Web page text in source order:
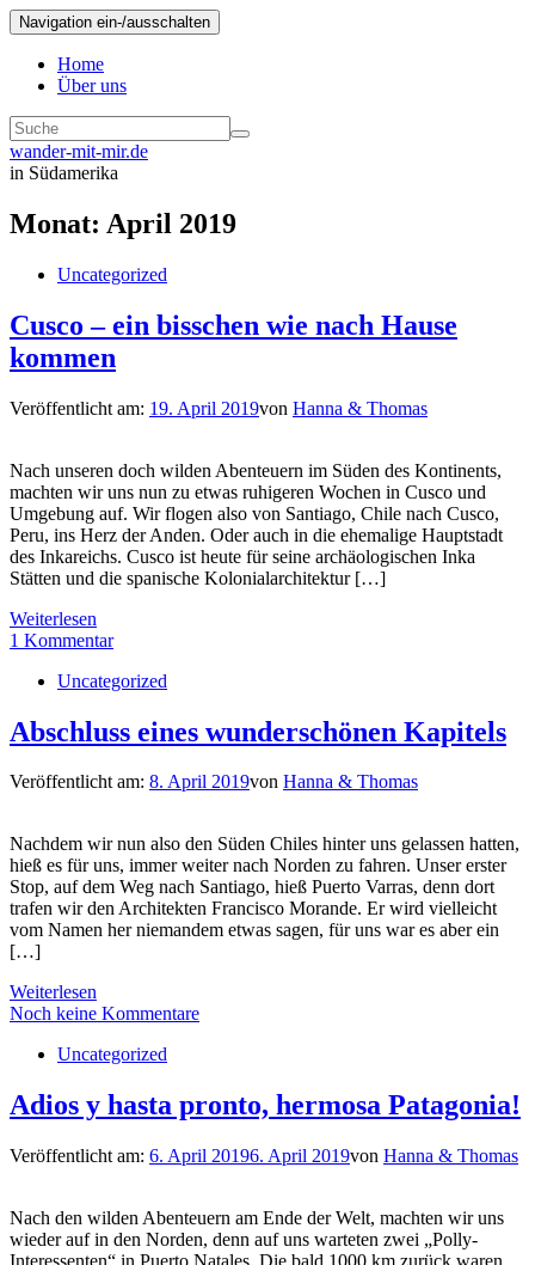
Navigation ein-/ausschalten
Home
Über uns
wander-mit-mir.de
in Südamerika
Monat: April 2019
Uncategorized
Cusco – ein bisschen wie nach Hause
kommen
Veröffentlicht am: 19. April 2019von Hanna & Thomas
Nach unseren doch wilden Abenteuern im Süden des Kontinents,
machten wir uns nun zu etwas ruhigeren Wochen in Cusco und
Umgebung auf. Wir flogen also von Santiago, Chile nach Cusco,
Peru, ins Herz der Anden. Oder auch in die ehemalige Hauptstadt
des Inkareichs. Cusco ist heute für seine archäologischen Inka
Stätten und die spanische Kolonialarchitektur […]
Weiterlesen
1 Kommentar
Uncategorized
Abschluss eines wunderschönen Kapitels
Veröffentlicht am: 8. April 2019von Hanna & Thomas
Nachdem wir nun also den Süden Chiles hinter uns gelassen hatten,
hieß es für uns, immer weiter nach Norden zu fahren. Unser erster
Stop, auf dem Weg nach Santiago, hieß Puerto Varras, denn dort
trafen wir den Architekten Francisco Morande. Er wird vielleicht
vom Namen her niemandem etwas sagen, für uns war es aber ein
[…]
Weiterlesen
Noch keine Kommentare
Uncategorized
Adios y hasta pronto, hermosa Patagonia!
Veröffentlicht am: 6. April 20196. April 2019von Hanna & Thomas
Nach den wilden Abenteuern am Ende der Welt, machten wir uns
wieder auf in den Norden, denn auf uns warteten zwei „Polly-